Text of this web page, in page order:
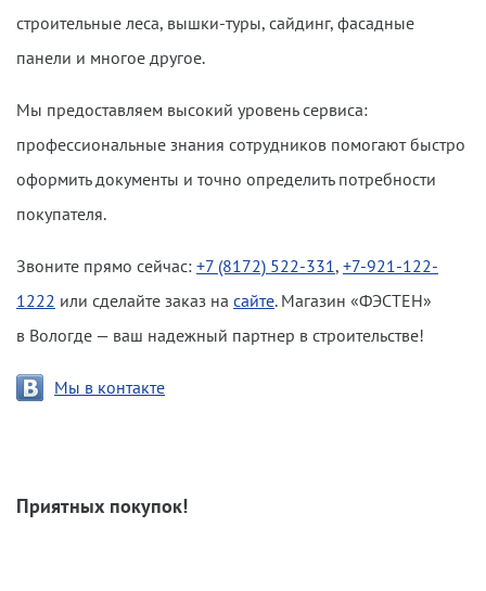
строительные леса, вышки-туры, сайдинг, фасадные
панели и многое другое.
Мы предоставляем высокий уровень сервиса:
профессиональные знания сотрудников помогают быстро
оформить документы и точно определить потребности
покупателя.
Звоните прямо сейчас: +7 (8172) 522-331 , +7-921-122-
1222 или сделайте заказ на сайте. Магазин «ФЭСТЕН»
в Вологде — ваш надежный партнер в строительстве!
Мы в контакте
Приятных покупок!